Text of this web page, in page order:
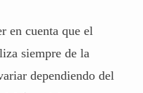
en cuenta que el
siempre de la
dependiendo del